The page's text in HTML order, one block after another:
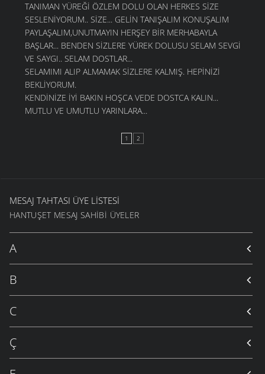
TANIMAN YÜREĞİ ÖZLEM DOLU OLAN HERKES SİZE
SESLENİYORUM.. SİZE... GELİN TANIŞALIM KONUŞALIM
PAYLAŞALIM,UNUTMAYIN HERŞEY BİR MERHABAYLA
BAŞLAR... BENDEN SİZLERE YÜREK DOLUSU SELAM SEVGİ
VE SAYGI.. SELAM DOSTLAR...
SELAMIMI ALIP ALMAMAK SİZLERE KALMIŞ. HEPİNİZİ
BEKLİYORUM.
KENDİNİZE İYİ BAKIN HOŞCA VEDE DOSTCA KALIN...
MUTLU VE UMUTLU YARINLARA...
1 2
MESAJ TAHTASI ÜYE LISTESI
HANTUŞET MESAJ SAHIBI ÜYELER
A
B
C
Ç